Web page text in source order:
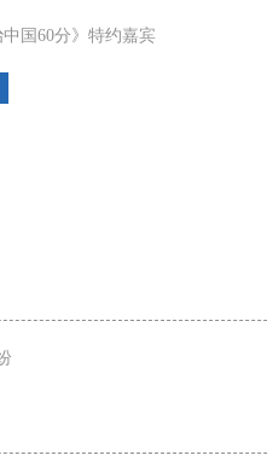
国60分》特约嘉宾